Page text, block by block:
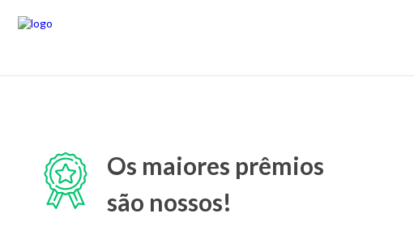
Os maiores prêmios
são nossos!